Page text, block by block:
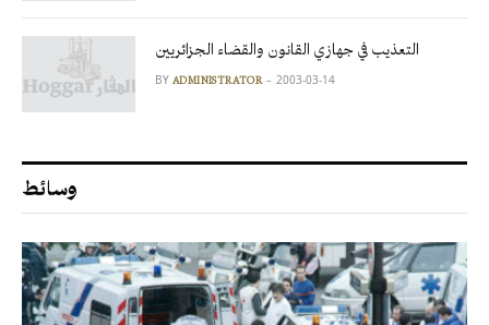
التعذيب في جهازي القانون والقضاء الجزائريين
BY ADMINISTRATOR 2003-03-14
وسائط